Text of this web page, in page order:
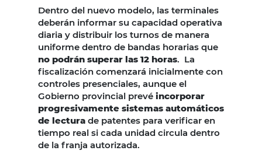
Dentro del nuevo modelo, las terminales
deberán informar su capacidad operativa
diaria y distribuir los turnos de manera
uniforme dentro de bandas horarias que
no podrán superar las 12 horas. La
fiscalización comenzará inicialmente con
controles presenciales, aunque el
Gobierno provincial prevé incorporar
progresivamente sistemas automáticos
de lectura de patentes para verificar en
tiempo real si cada unidad circula dentro
de la franja autorizada.